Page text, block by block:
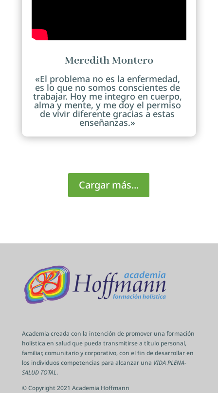
Meredith Montero
«El problema no es la enfermedad,
es lo que no somos conscientes de
trabajar. Hoy me integro en cuerpo,
alma y mente, y me doy el permiso
de vivir diferente gracias a estas
enseñanzas.»
Cargar más...
Academia creada con la intención de promover una formación
holística en salud que pueda transmitirse a título personal,
familiar, comunitario y corporativo, con el fin de desarrollar en
los individuos competencias para alcanzar una VIDA PLENA-
SALUD TOTAL.
© Copyright 2021 Academia Hoffmann